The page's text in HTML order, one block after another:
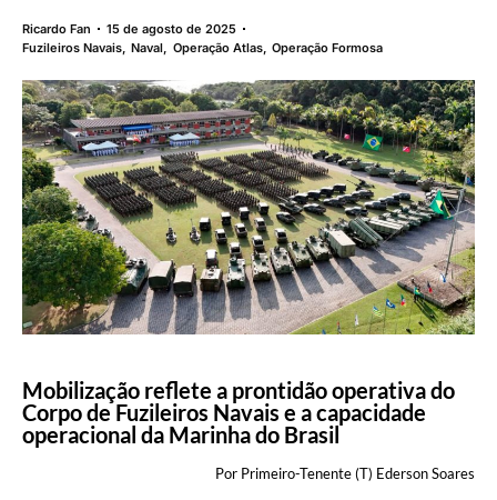
Ricardo Fan
15 de agosto de 2025
Fuzileiros Navais,Naval, Operação Atlas, Operação Formosa
Mobilização reflete a prontidão operativa do
Corpo de Fuzileiros Navais e a capacidade
operacional da Marinha do Brasil
Por Primeiro-Tenente (T) Ederson Soares